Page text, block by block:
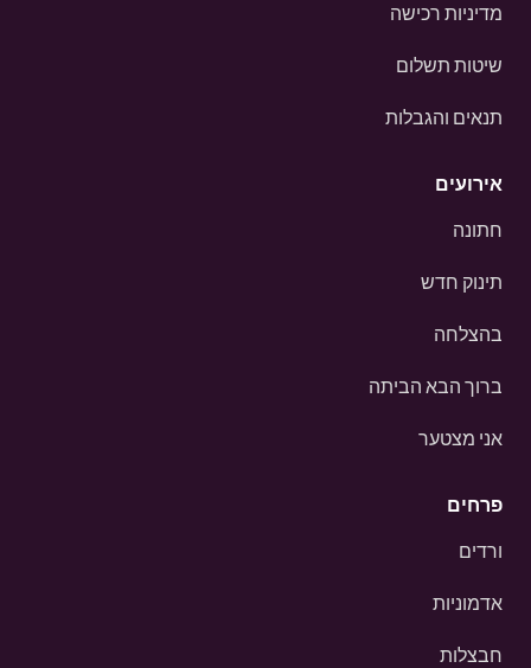
מדיניות רכישה
שיטות תשלום
תנאים והגבלות
אירועים
חתונה
תינוק חדש
בהצלחה
ברוך הבא הביתה
אני מצטער
פרחים
ורדים
אדמוניות
חבצלות